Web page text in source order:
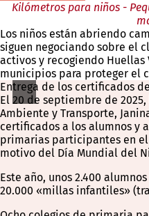
Kilómetros para niños -
Los niños están abriendo
siguen negociando sobre el
activos y recogiendo
municipios para proteger el
Entrega de los certificados
El 20 de septiembre de
Ambiente y Transporte,
certificados a los alumnos y
primarias participantes en el
motivo del Día Mundial del
Este año, unos 2.400
20.000 «millas infantiles»